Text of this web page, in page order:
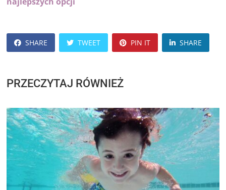
SHARE TWEET PIN IT SHARE
PRZECZYTAJ RÓWNIEŻ